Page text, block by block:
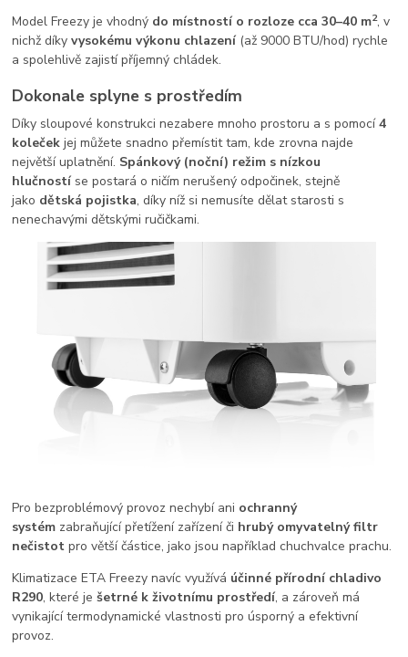
Model Freezy je vhodný do místností o rozloze cca 30–40 m2, v
nichž díkyvysokému výkonu chlazení(až 9000 BTU/hod) rychle
a spolehlivě zajistí příjemný chládek.
Dokonale splyne s prostředím
Díky sloupové konstrukci nezabere mnoho prostoru a s pomocí4
koleček jej můžete snadno přemístit tam, kde zrovna najde
největší uplatnění. Spánkový (noční) režim s nízkou
hlučnostíse postará o ničím nerušený odpočinek, stejně
jako dětská pojistka, díky níž si nemusíte dělat starosti s
nenechavými dětskými ručičkami.
Pro bezproblémový provoz nechybí ani ochranný
systém zabraňující přetížení zařízení či hrubý omyvatelný filtr
nečistot pro větší částice, jako jsou například chuchvalce prachu.
Klimatizace ETA Freezy navíc využívá účinné přírodní chladivo
R290, které ješetrné k životnímu prostředí, a zároveň má
vynikající termodynamické vlastnosti pro úsporný a efektivní
provoz.